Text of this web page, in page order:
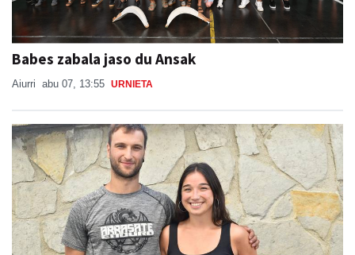
Babes zabala jaso du Ansak
Aiurri abu 07, 13:55 URNIETA